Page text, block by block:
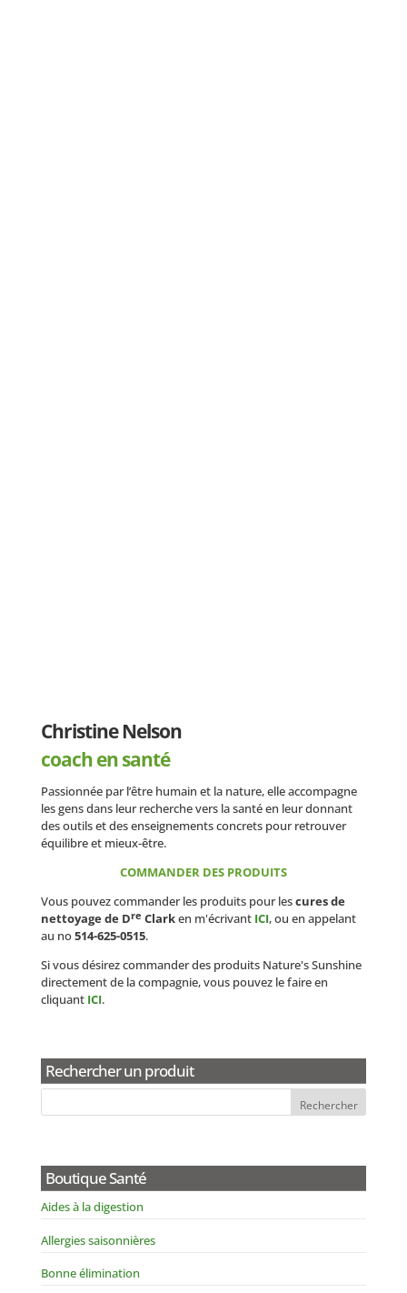
Christine Nelson
coach en santé
Passionnée par l’être humain et la nature, elle accompagne
les gens dans leur recherche vers la santé en leur donnant
des outils et des enseignements concrets pour retrouver
équilibre et mieux-être.
COMMANDER DES PRODUITS
Vous pouvez commander les produits pour lescures de
nettoyage de Dre Clarken m'écrivant ICI, ou en appelant
au no514-625-0515.
Si vous désirez commander des produits Nature's Sunshine
directement de la compagnie, vous pouvez le faire en
cliquant ICI.
Rechercher un produit
Boutique Santé
Aides à la digestion
Allergies saisonnières
Bonne élimination